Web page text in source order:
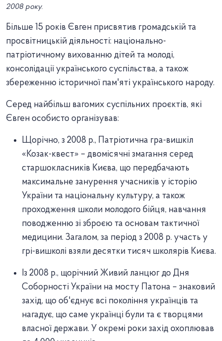
2008 року.
Більше 15 років Євген присвятив громадській та
просвітницькій діяльності: національно-
патріотичному вихованню дітей та молоді,
консолідації українського суспільства, а також
збереженню історичної пам'яті українського народу.
Серед найбільш вагомих суспільних проєктів, які
Євген особисто організував:
Щорічно, з 2008 р., Патріотична гра-вишкіл
«Козак-квест» – двомісячні змагання серед
старшокласників Києва, що передбачають
максимальне занурення учасників у історію
України та національну культуру, а також
проходження школи молодого бійця, навчання
поводженню зі зброєю та основам тактичної
медицини. Загалом, за період з 2008 р. участь у
грі-вишколі взяли десятки тисяч школярів Києва.
Із 2008 р., щорічний Живий ланцюг до Дня
Соборності України на мосту Патона – знаковий
захід, що об'єднує всі покоління українців та
нагадує, що саме українці були та є творцями
власної держави. У окремі роки захід охоплював